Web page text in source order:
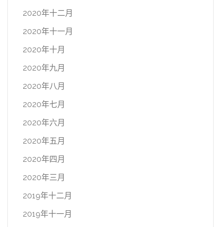
2020年十二月
2020年十一月
2020年十月
2020年九月
2020年八月
2020年七月
2020年六月
2020年五月
2020年四月
2020年三月
2019年十二月
2019年十一月